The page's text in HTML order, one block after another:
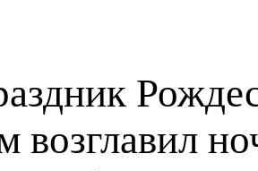
возглавил